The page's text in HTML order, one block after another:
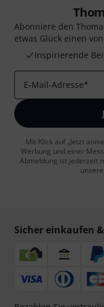
Abonniere den
etwas Glück einen von
Inspirierende
E-Mail-Adresse*
Mit Klick auf „Jetzt
Werbung und einer
Abmeldung ist jederzeit
Sicher einkaufen